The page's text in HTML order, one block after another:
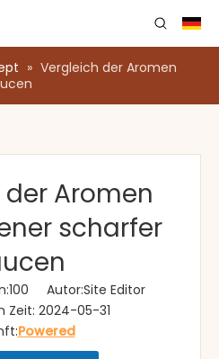
» Vergleich der Aromen
Aromen
scharfer
100 Autor:Site Editor
Zeit: 2024-05-31
Powered